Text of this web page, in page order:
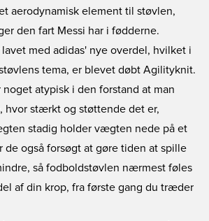
aerodynamisk element til støvlen,
den fart Messi har i fødderne.
med adidas' nye overdel, hvilket i
tema, er blevet døbt Agilityknit.
noget atypisk i den forstand at man
hvor stærkt og støttende det er,
stadig holder vægten nede på et
de også forsøgt at gøre tiden at spille
så fodboldstøvlen nærmest føles
af din krop, fra første gang du træder